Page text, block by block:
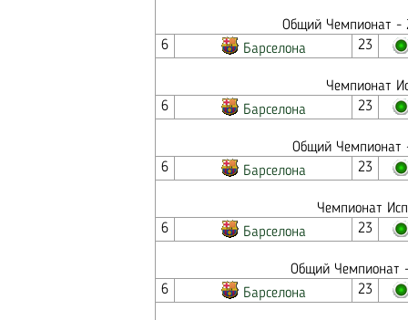
Общий Чемпионат -
6
Барселона 23
Чемпионат
6
Барселона 23
Общий Чемпионат
6
Барселона 23
Чемпионат
6
Барселона 23
Общий Чемпионат
6
Барселона 23